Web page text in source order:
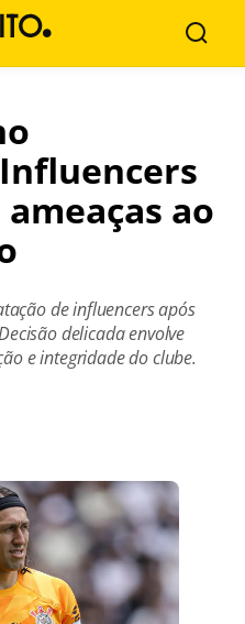
ao
de influencers após
delicada envolve
e integridade do clube.